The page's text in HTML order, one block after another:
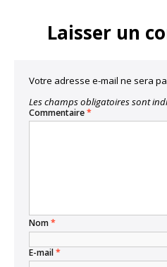
Laisser un
Votre adresse e-mail ne sera
Les champs obligatoires sont
Commentaire*
Nom*
E-mail*